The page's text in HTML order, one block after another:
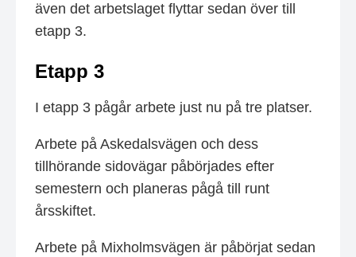
även det arbetslaget flyttar sedan över till
etapp 3.
Etapp 3
I etapp 3 pågår arbete just nu på tre platser.
Arbete på Askedalsvägen och dess
tillhörande sidovägar påbörjades efter
semestern och planeras pågå till runt
årsskiftet.
Arbete på Mixholmsvägen är påbörjat sedan